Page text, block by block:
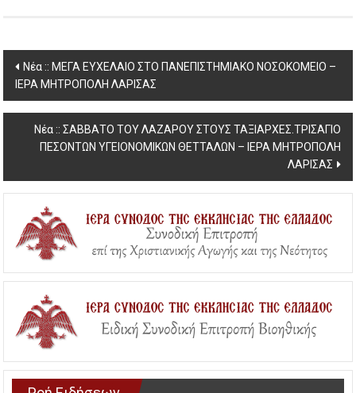
Post
navigation
Νέα :: ΜΕΓΑ ΕΥΧΕΛΑΙΟ ΣΤΟ ΠΑΝΕΠΙΣΤΗΜΙΑΚΟ ΝΟΣΟΚΟΜΕΙΟ –
ΙΕΡΑ ΜΗΤΡΟΠΟΛΗ ΛΑΡΙΣΑΣ
Νέα :: ΣΑΒΒΑΤΟ ΤΟΥ ΛΑΖΑΡΟΥ ΣΤΟΥΣ ΤΑΞΙΑΡΧΕΣ.ΤΡΙΣΑΓΙΟ
ΠΕΣΟΝΤΩΝ ΥΓΕΙΟΝΟΜΙΚΩΝ ΘΕΤΤΑΛΩΝ – ΙΕΡΑ ΜΗΤΡΟΠΟΛΗ
ΛΑΡΙΣΑΣ